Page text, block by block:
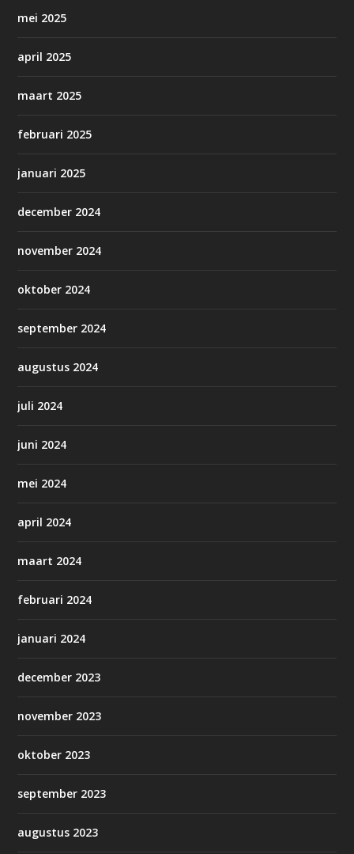
mei 2025
april 2025
maart 2025
februari 2025
januari 2025
december 2024
november 2024
oktober 2024
september 2024
augustus 2024
juli 2024
juni 2024
mei 2024
april 2024
maart 2024
februari 2024
januari 2024
december 2023
november 2023
oktober 2023
september 2023
augustus 2023